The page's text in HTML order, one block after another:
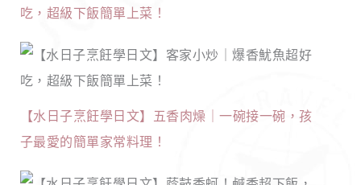
吃，超級下飯簡單上菜！
【水日子烹飪學日文】五香肉燥｜一碗接一碗，孩
子最愛的簡單家常料理！